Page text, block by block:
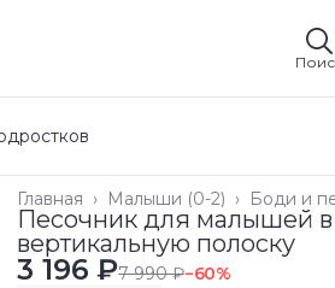
Боди и
Малыши (0-2) ›
Главная ›
Песочник для малышей в
вертикальную полоску
3 196 ₽7 990 ₽−60%